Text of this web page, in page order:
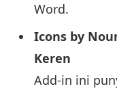
Word.
Icons by
Keren
Add-in ini